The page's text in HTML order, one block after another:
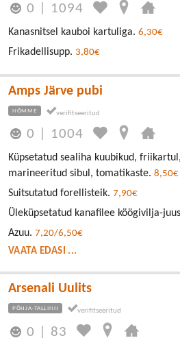
0 1094
Kanasnitsel kauboi kartuliga. 6,30€
Frikadellisupp. 3,80€
Amps Järve pubi
NÕMME
0 1004
Küpsetatud sealiha kuubikud,
marineeritud sibul, tomatikaste. 8,50€
Suitsutatud forellisteik. 7,90€
Üleküpsetatud kanafilee köögivilja-
Azuu. 7,20/6,50€
VAATA EDASI ...
Arsenali Uulits
PÕHJA-TALLINN
0 83